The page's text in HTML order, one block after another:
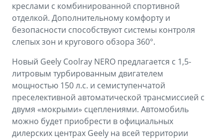
креслами с комбинированной спортивной
отделкой. Дополнительному комфорту и
безопасности способствуют системы контроля
слепых зон и кругового обзора 360°.
Новый Geely Coolray NERO предлагается с 1,5-
литровым турбированным двигателем
мощностью 150 л.с. и семиступенчатой
преселективной автоматической трансмиссией с
двумя «мокрыми» сцеплениями. Автомобиль
можно будет приобрести в официальных
дилерских центрах Geely на всей территории